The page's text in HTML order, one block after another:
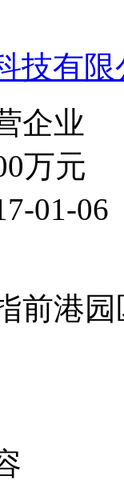
技有限
企业
万元
01-06
前港